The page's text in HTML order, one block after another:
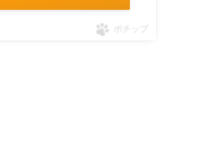
ポチップ